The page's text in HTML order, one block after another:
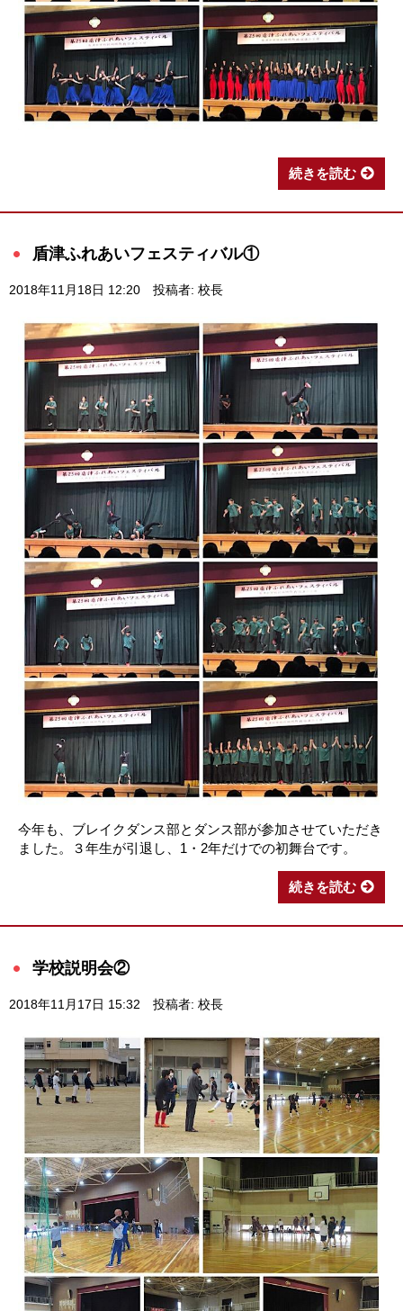
続きを読む
盾津ふれあいフェスティバル①
2018年11月18日 12:20 投稿者: 校長
今年も、ブレイクダンス部とダンス部が参加させていただき
ました。３年生が引退し、1・2年だけでの初舞台です。
続きを読む
学校説明会②
2018年11月17日 15:32 投稿者: 校長